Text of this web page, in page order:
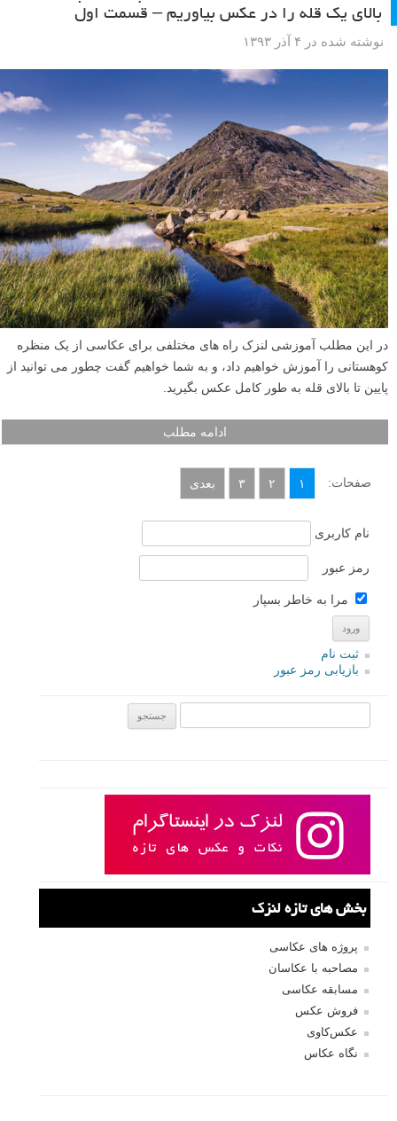
بالای یک قله را در عکس بیاوریم – قسمت اول
نوشته شده در ۴ آذر ۱۳۹۳
در این مطلب آموزشی لنزک راه های مختلفی برای عکاسی از یک منظره
کوهستانی را آموزش خواهیم داد، و به شما خواهیم گفت چطور می توانید از
پایین تا بالای قله به طور کامل عکس بگیرید.
ادامه مطلب
صفحات: ۱ ۲ ۳ بعدی
نام کاربری
رمز عبور
مرا به خاطر بسپار
ثبت نام
بازیابی رمز عبور
بخش های تازه لنزک
پروژه های عکاسی
مصاحبه با عکاسان
مسابقه عکاسی
فروش عکس
عکس‌کاوی
نگاه عکاس